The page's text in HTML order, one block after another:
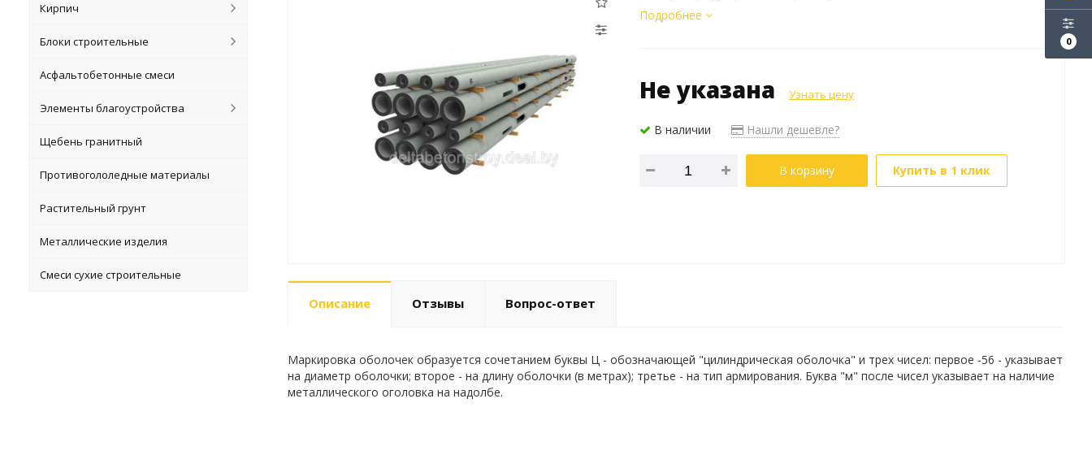
0
Кирпич
Блоки строительные
Асфальтобетонные смеси
Элементы благоустройства
Щебень гранитный
Противогололедные материалы
Растительный грунт
Металлические изделия
Смеси сухие строительные
Подробнее
Не указана Узнать цену
В наличии Нашли дешевле?
В корзину Купить в 1 клик
Описание Отзывы Вопрос-ответ
Маркировка оболочек образуется сочетанием буквы Ц - обозначающей "цилиндрическая оболочка" и трех чисел: первое -56 - указывает
на диаметр оболочки; второе - на длину оболочки (в метрах); третье - на тип армирования. Буква "м" после чисел указывает на наличие
металлического оголовка на надолбе.